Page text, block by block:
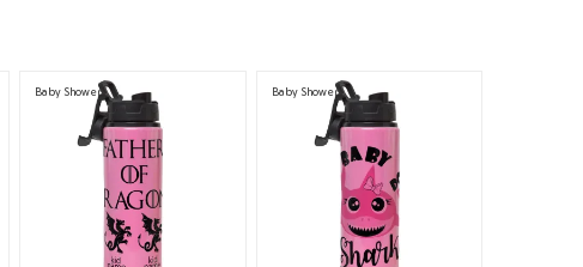
Baby Shower Baby Shower